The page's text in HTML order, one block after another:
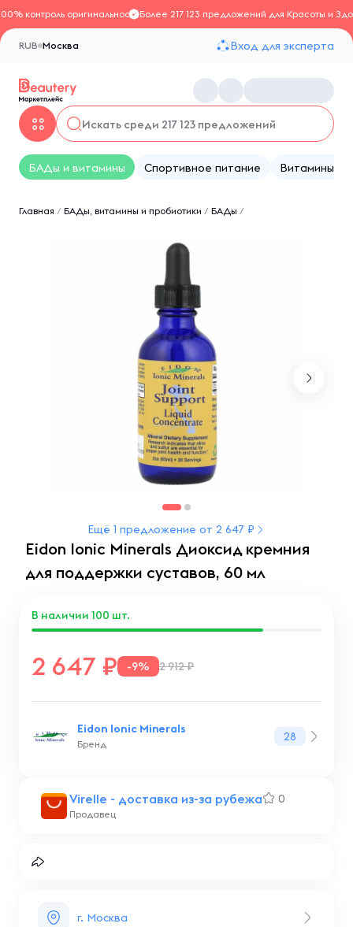
контроль оригинальностиБолее 217 123 предложений для Красоты и
Москва
RUB Вход для эксперта
БАДы и витамины Спортивное питание Витамины
Главная / БАДы, витамины и пробиотики / БАДы /
Ещё 1 предложение от 2 647 ₽
Eidon Ionic Minerals Диоксид кремния
для поддержки суставов, 60 мл
Virelle - доставка из-за рубежа 0
Продавец
2 647 -9% 2 912 ₽
В наличии 100 шт.
Eidon Ionic Minerals
Бренд
28
г. Москва